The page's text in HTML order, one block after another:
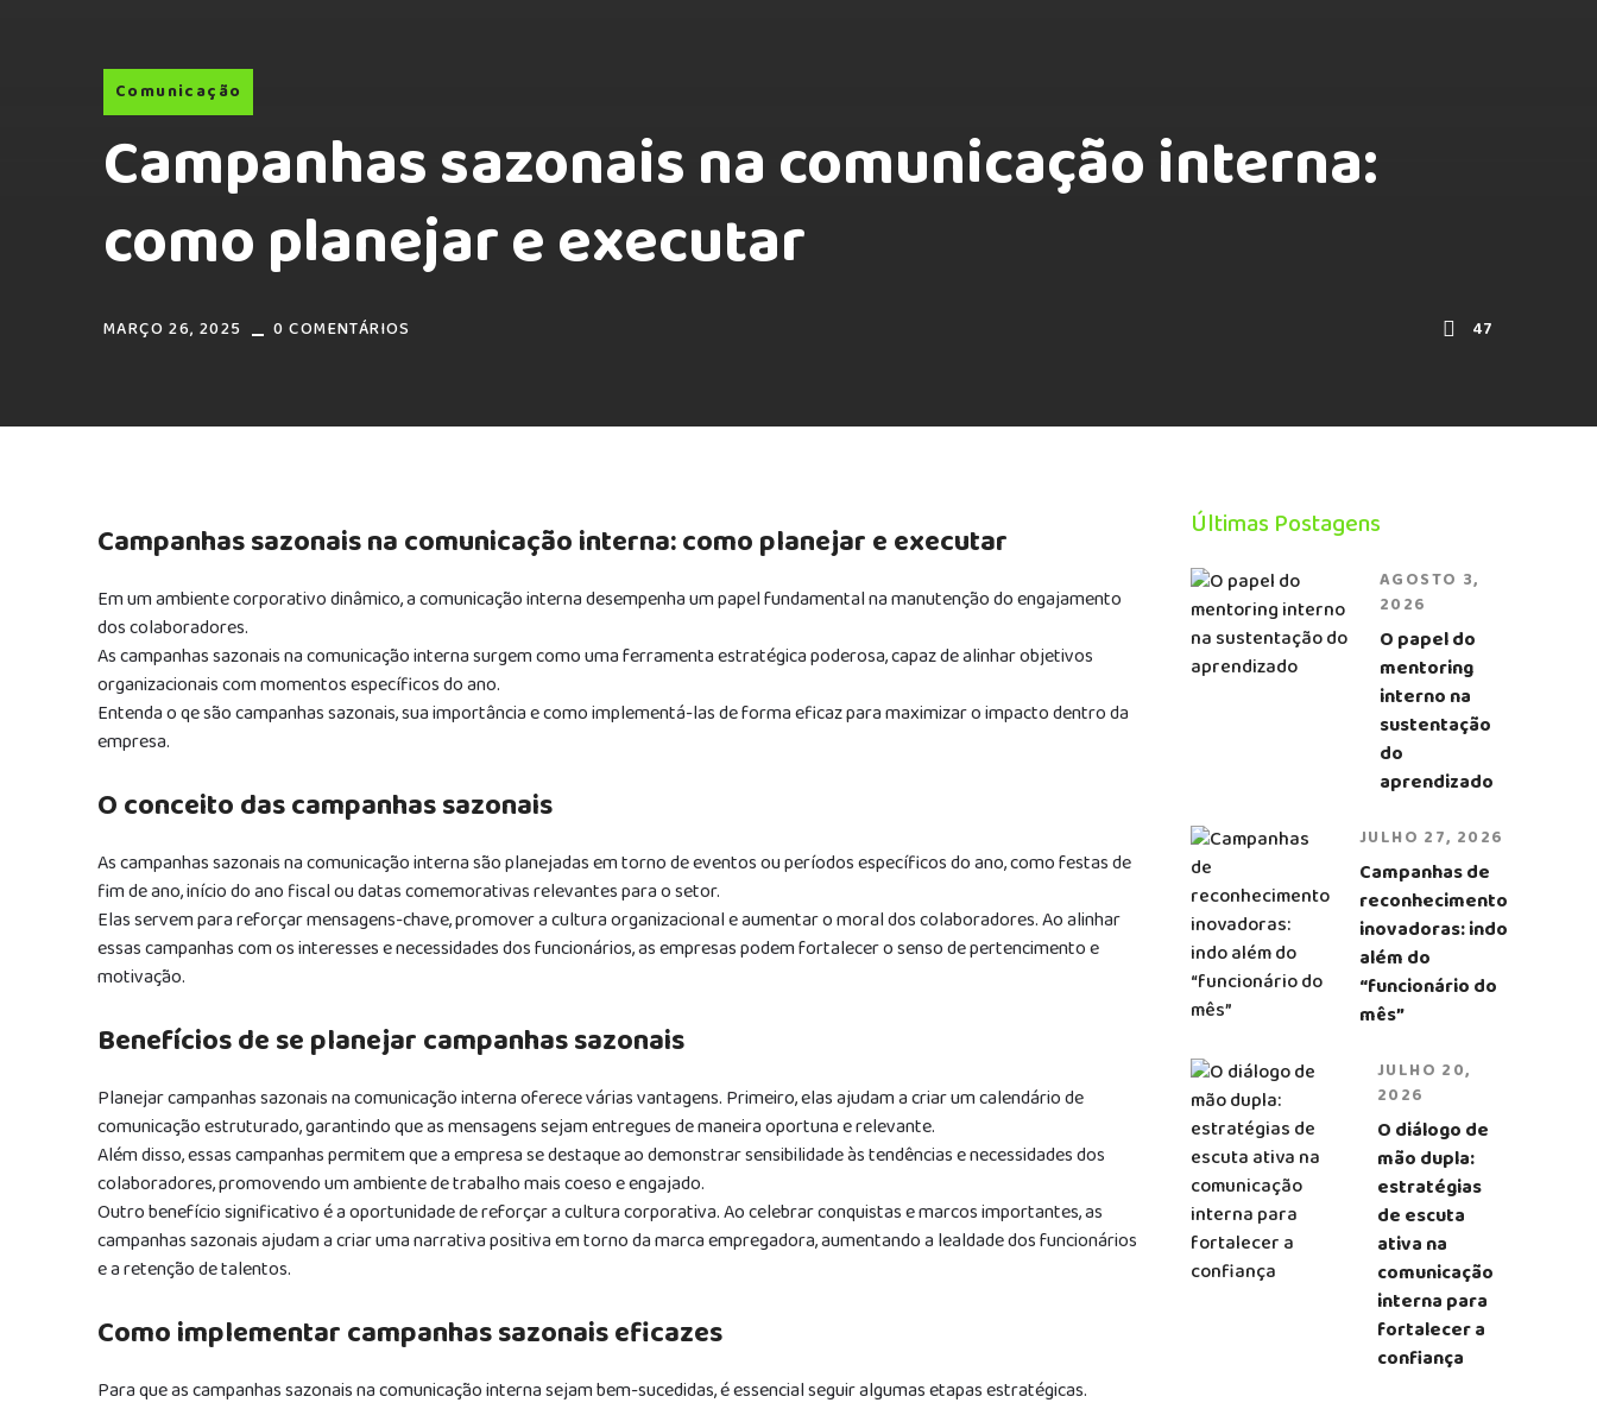
Comunicação
Campanhas sazonais na comunicação interna:
como planejar e executar
MARÇO 26, 2025 0 COMENTÁRIOS 47
Campanhas sazonais na comunicação interna: como planejar e executar
Em um ambiente corporativo dinâmico, a comunicação interna desempenha um papel fundamental na manutenção do engajamento
dos colaboradores.
As campanhas sazonais na comunicação interna surgem como uma ferramenta estratégica poderosa, capaz de alinhar objetivos
organizacionais com momentos específicos do ano.
Entenda o qe são campanhas sazonais, sua importância e como implementá-las de forma eficaz para maximizar o impacto dentro da
empresa.
O conceito das campanhas sazonais
As campanhas sazonais na comunicação interna são planejadas em torno de eventos ou períodos específicos do ano, como festas de
fim de ano, início do ano fiscal ou datas comemorativas relevantes para o setor.
Elas servem para reforçar mensagens-chave, promover a cultura organizacional e aumentar o moral dos colaboradores. Ao alinhar
essas campanhas com os interesses e necessidades dos funcionários, as empresas podem fortalecer o senso de pertencimento e
motivação.
Benefícios de se planejar campanhas sazonais
Planejar campanhas sazonais na comunicação interna oferece várias vantagens. Primeiro, elas ajudam a criar um calendário de
comunicação estruturado, garantindo que as mensagens sejam entregues de maneira oportuna e relevante.
Além disso, essas campanhas permitem que a empresa se destaque ao demonstrar sensibilidade às tendências e necessidades dos
colaboradores, promovendo um ambiente de trabalho mais coeso e engajado.
Outro benefício significativo é a oportunidade de reforçar a cultura corporativa. Ao celebrar conquistas e marcos importantes, as
campanhas sazonais ajudam a criar uma narrativa positiva em torno da marca empregadora, aumentando a lealdade dos funcionários
e a retenção de talentos.
Como implementar campanhas sazonais eficazes
Para que as campanhas sazonais na comunicação interna sejam bem-sucedidas, é essencial seguir algumas etapas estratégicas.
Últimas Postagens
AGOSTO 3,
2026
O papel do
mentoring
interno na
sustentação
do
aprendizado
JULHO 27, 2026
Campanhas de
reconhecimento
inovadoras: indo
além do
“funcionário do
mês”
JULHO 20,
2026
O diálogo de
mão dupla:
estratégias
de escuta
ativa na
comunicação
interna para
fortalecer a
confiança